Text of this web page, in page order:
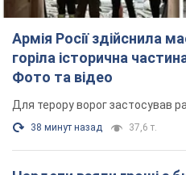
Армія Росії здійснила
горіла історична
Фото та відео
Для терору ворог застосував
38 минут назад 37,6 т.